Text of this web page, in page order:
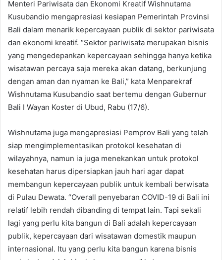
Menteri Pariwisata dan Ekonomi Kreatif Wishnutama
Kusubandio mengapresiasi kesiapan Pemerintah Provinsi
Bali dalam menarik kepercayaan publik di sektor pariwisata
dan ekonomi kreatif. “Sektor pariwisata merupakan bisnis
yang mengedepankan kepercayaan sehingga hanya ketika
wisatawan percaya saja mereka akan datang, berkunjung
dengan aman dan nyaman ke Bali,” kata Menparekraf
Wishnutama Kusubandio saat bertemu dengan Gubernur
Bali I Wayan Koster di Ubud, Rabu (17/6).
Wishnutama juga mengapresiasi Pemprov Bali yang telah
siap mengimplementasikan protokol kesehatan di
wilayahnya, namun ia juga menekankan untuk protokol
kesehatan harus dipersiapkan jauh hari agar dapat
membangun kepercayaan publik untuk kembali berwisata
di Pulau Dewata. “Overall penyebaran COVID-19 di Bali ini
relatif lebih rendah dibanding di tempat lain. Tapi sekali
lagi yang perlu kita bangun di Bali adalah kepercayaan
publik, kepercayaan dari wisatawan domestik maupun
internasional. Itu yang perlu kita bangun karena bisnis